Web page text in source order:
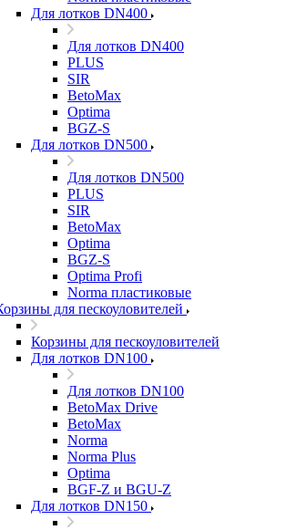
Для лотков DN400
Для лотков DN400
PLUS
SIR
BetoMax
Optima
BGZ-S
Для лотков DN500
Для лотков DN500
PLUS
SIR
BetoMax
Optima
BGZ-S
Optima Profi
Norma пластиковые
для пескоуловителей
Корзины для пескоуловителей
Для лотков DN100
Для лотков DN100
BetoMax Drive
BetoMax
Norma
Norma Plus
Optima
BGF-Z и BGU-Z
Для лотков DN150